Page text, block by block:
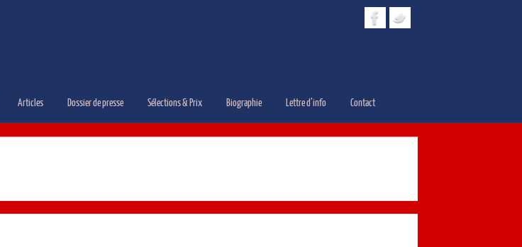
Articles Dossier de presse Sélections & Prix Biographie Lettre d’info Contact